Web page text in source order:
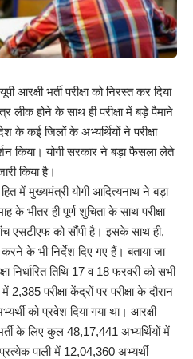
भर्ती परीक्षा को निरस्त कर दिया
लीक होने के साथ ही परीक्षा में बड़े पैमाने
कई जिलों के अभ्यर्थियों ने परीक्षा
किया। योगी सरकार ने बड़ा फैसला लेते
किया है।
में मुख्यमंत्री योगी आदित्यनाथ ने बड़ा
के भीतर ही पूर्ण शुचिता के साथ परीक्षा
एसटीएफ को सौंपी है। इसके साथ ही,
के भी निर्देश दिए गए हैं। बताया जा
निर्धारित तिथि 17 व 18 फरवरी को सभी
परीक्षा केंद्रों पर परीक्षा के दौरान
को प्रवेश दिया गया था। आरक्षी
के लिए कुल 48,17,441 अभ्यर्थियों में
पाली में 12,04,360 अभ्यर्थी